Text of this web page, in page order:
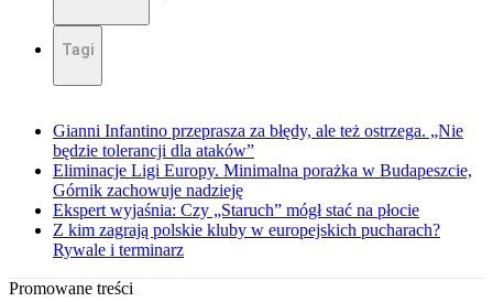
Tagi
Gianni Infantino przeprasza za błędy, ale też ostrzega. „Nie
będzie tolerancji dla ataków”
Eliminacje Ligi Europy. Minimalna porażka w Budapeszcie,
Górnik zachowuje nadzieję
Ekspert wyjaśnia: Czy „Staruch” mógł stać na płocie
Z kim zagrają polskie kluby w europejskich pucharach?
Rywale i terminarz
Promowane treści